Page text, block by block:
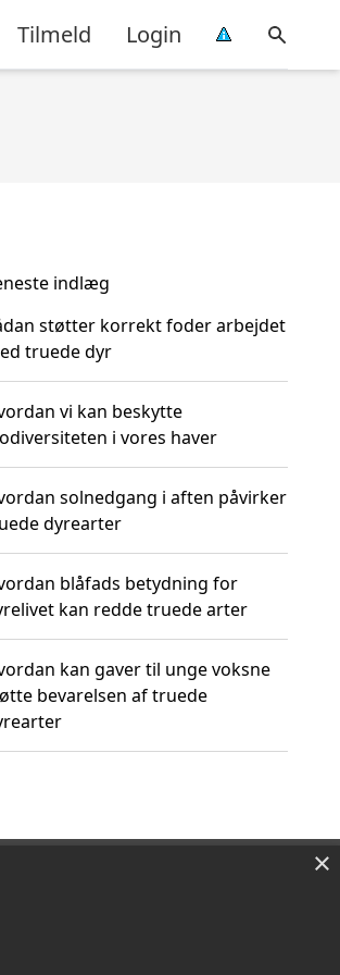
Tilmeld Login
indlæg
støtter korrekt foder arbejdet
truede dyr
vi kan beskytte
i vores haver
solnedgang i aften påvirker
dyrearter
blåfads betydning for
kan redde truede arter
kan gaver til unge voksne
bevarelsen af truede
×